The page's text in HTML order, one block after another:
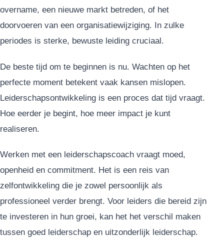
overname, een nieuwe markt betreden, of het
doorvoeren van een organisatiewijziging. In zulke
periodes is sterke, bewuste leiding cruciaal.
De beste tijd om te beginnen is nu. Wachten op het
perfecte moment betekent vaak kansen mislopen.
Leiderschapsontwikkeling is een proces dat tijd vraagt.
Hoe eerder je begint, hoe meer impact je kunt
realiseren.
Werken met een leiderschapscoach vraagt moed,
openheid en commitment. Het is een reis van
zelfontwikkeling die je zowel persoonlijk als
professioneel verder brengt. Voor leiders die bereid zijn
te investeren in hun groei, kan het het verschil maken
tussen goed leiderschap en uitzonderlijk leiderschap.